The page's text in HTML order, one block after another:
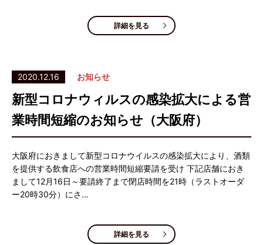
詳細を見る
2020.12.16 お知らせ
新型コロナウィルスの感染拡大による営
業時間短縮のお知らせ（大阪府）
大阪府におきまして新型コロナウイルスの感染拡大により、酒類
を提供する飲食店への営業時間短縮要請を受け 下記店舗におき
まして12月16日～要請終了まで閉店時間を21時（ラストオーダ
ー20時30分）にさ…
詳細を見る